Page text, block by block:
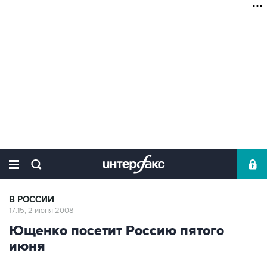
В РОССИИ
17:15, 2 июня 2008
Ющенко посетит Россию пятого
июня